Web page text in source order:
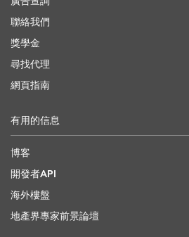
聯絡我們
獎學金
尋找代理
網頁指南
有用的信息
博客
開發者API
海外樓盤
地產界專家前景論壇